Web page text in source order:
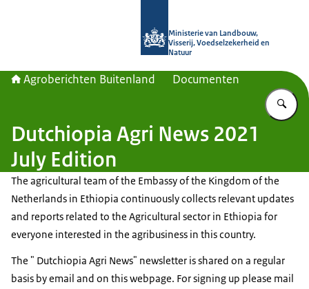
Ministerie van Landbouw,
Visserij, Voedselzekerheid en
Natuur
Agroberichten Buitenland Documenten
Dutchiopia Agri News 2021
July Edition
The agricultural team of the Embassy of the Kingdom of the
Netherlands in Ethiopia continuously collects relevant updates
and reports related to the Agricultural sector in Ethiopia for
everyone interested in the agribusiness in this country.
The " Dutchiopia Agri News" newsletter is shared on a regular
basis by email and on this webpage. For signing up please mail